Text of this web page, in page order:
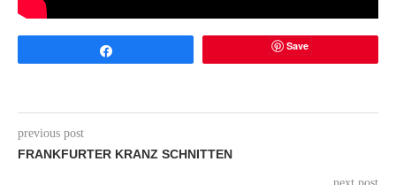
Save
previous post
FRANKFURTER KRANZ SCHNITTEN